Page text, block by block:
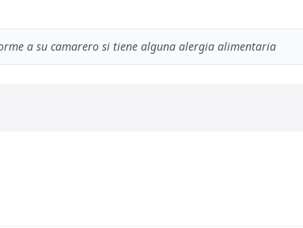
a su camarero si tiene alguna alergia alimentaria